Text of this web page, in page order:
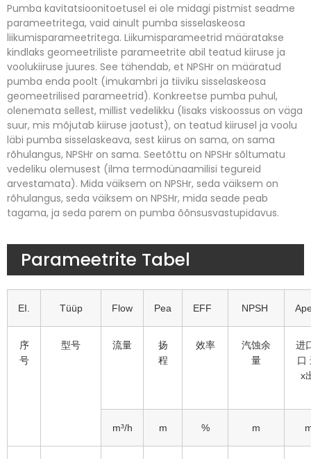
Pumba kavitatsioonitoetusel ei ole midagi pistmist seadme
parameetritega, vaid ainult pumba sisselaskeosa
liikumisparameetritega. Liikumisparameetrid määratakse
kindlaks geomeetriliste parameetrite abil teatud kiiruse ja
voolukiiruse juures. See tähendab, et NPSHr on määratud
pumba enda poolt (imukambri ja tiiviku sisselaskeosa
geomeetrilised parameetrid). Konkreetse pumba puhul,
olenemata sellest, millist vedelikku (lisaks viskoossus on väga
suur, mis mõjutab kiiruse jaotust), on teatud kiirusel ja voolu
läbi pumba sisselaskeava, sest kiirus on sama, on sama
rõhulangus, NPSHr on sama. Seetõttu on NPSHr sõltumatu
vedeliku olemusest (ilma termodünaamilisi tegureid
arvestamata). Mida väiksem on NPSHr, seda väiksem on
rõhulangus, seda väiksem on NPSHr, mida seade peab
tagama, ja seda parem on pumba õõnsusvastupidavus.
Parameetrite Tabel
EI. Tüüp Flow Pea EFF NPSH
序
号
型号 流量
扬
程
效率
汽蚀余
量
进
口
x
m³/h m % m